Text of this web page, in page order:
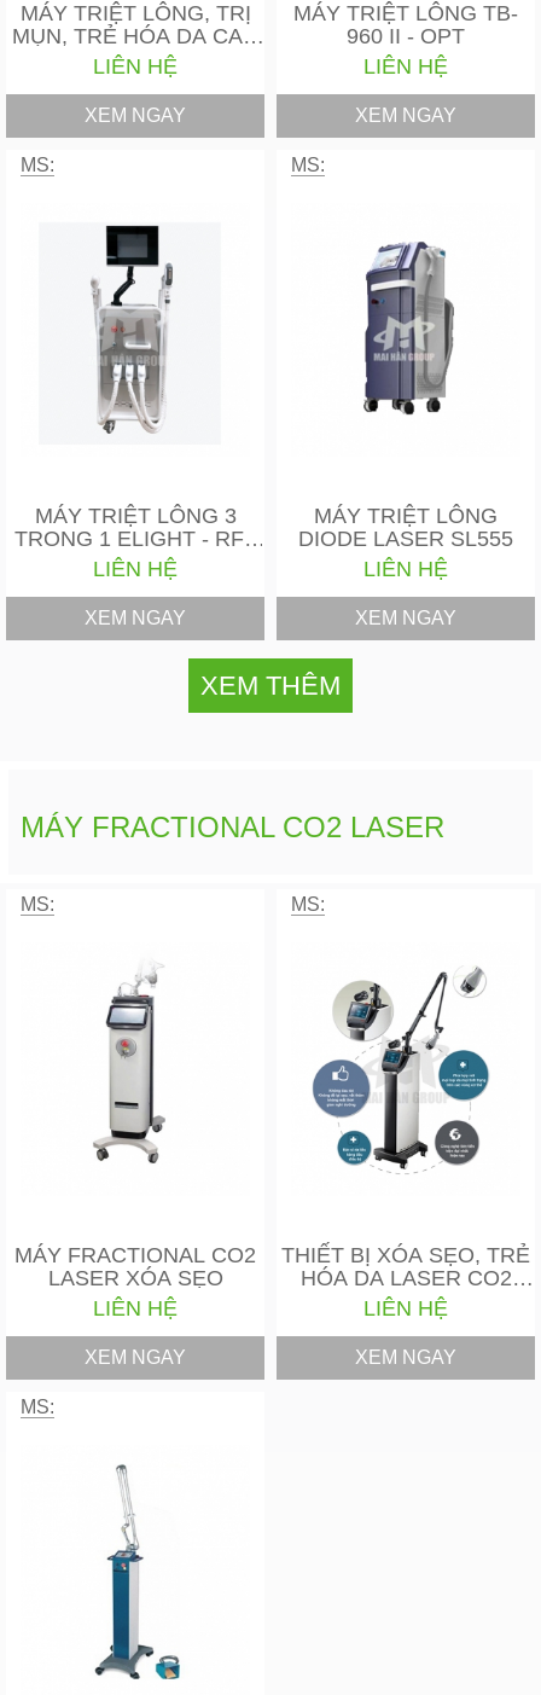
MÁY TRIỆT LÔNG, TRỊ
MỤN, TRẺ HÓA DA CAO
CẤP…
LIÊN HỆ
XEM NGAY
MÁY TRIỆT LÔNG TB-
960 II - OPT
LIÊN HỆ
XEM NGAY
MS:
MÁY TRIỆT LÔNG 3
TRONG 1 ELIGHT - RF -
…
LIÊN HỆ
XEM NGAY
MS:
MÁY TRIỆT LÔNG
DIODE LASER SL555
LIÊN HỆ
XEM NGAY
XEM THÊM
MÁY FRACTIONAL CO2 LASER
MS:
MÁY FRACTIONAL CO2
LASER XÓA SẸO
LIÊN HỆ
XEM NGAY
MS:
THIẾT BỊ XÓA SẸO, TRẺ
HÓA DA LASER CO2
FRACTIONAL…
LIÊN HỆ
XEM NGAY
MS: